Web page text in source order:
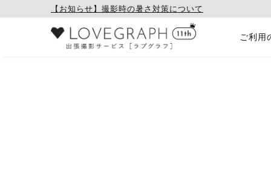
【お知らせ】撮影時の暑さ対策について
ご利用